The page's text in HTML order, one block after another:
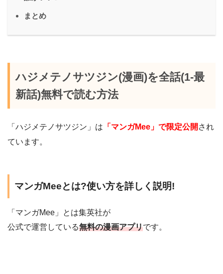
まとめ
ハジメテノサツジン(漫画)を全話(1-最
新話)無料で読む方法
「ハジメテノサツジン」は 「マンガMee」で限定公開 され
ています。
マンガMeeとは?使い方を詳しく説明!
「マンガMee」とは集英社が
公式で運営している無料の漫画アプリです。